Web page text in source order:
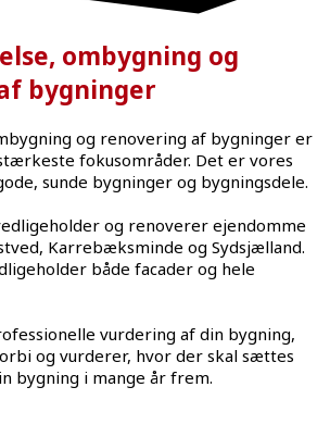
ombygning og
bygninger
og renovering af bygninger er
stærkeste fokusområder. Det er vores
sunde bygninger og bygningsdele.
og renoverer ejendomme
Karrebæksminde og Sydsjælland.
både facader og hele
vurdering af din bygning,
og vurderer, hvor der skal sættes
bygning i mange år frem.